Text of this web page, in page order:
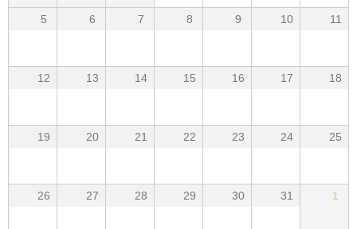
5 6 7 8 9 10 11
12 13 14 15 16 17 18
19 20 21 22 23 24 25
26 27 28 29 30 31 1